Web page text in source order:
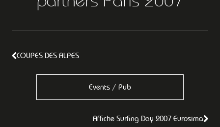
COUPES DES ALPES
Events / Pub
Affiche Surfing Day 2007 Eurosima